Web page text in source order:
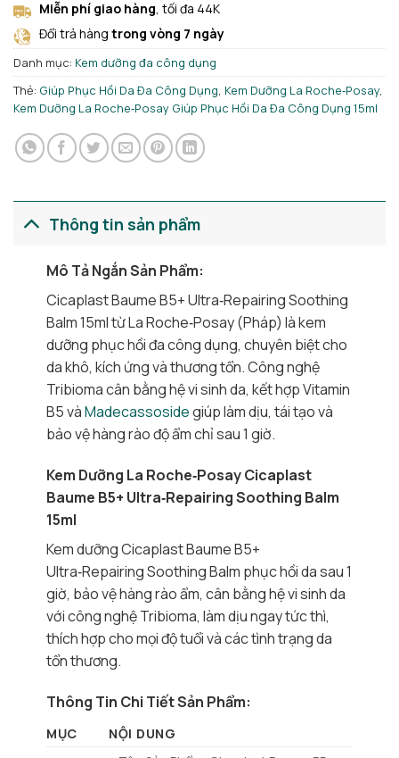
Miễn phí giao hàng, tối đa 44K
Đổi trả hàng trong vòng 7 ngày
Danh mục: Kem dưỡng đa công dụng
Thẻ: Giúp Phục Hồi Da Đa Công Dụng, Kem Dưỡng La Roche‑Posay,
Kem Dưỡng La Roche‑Posay Giúp Phục Hồi Da Đa Công Dụng 15ml
Thông tin sản phẩm
Mô Tả Ngắn Sản Phẩm:
Cicaplast Baume B5+ Ultra‑Repairing Soothing
Balm 15ml từ La Roche‑Posay (Pháp) là kem
dưỡng phục hồi đa công dụng, chuyên biệt cho
da khô, kích ứng và thương tổn. Công nghệ
Tribioma cân bằng hệ vi sinh da, kết hợp Vitamin
B5 vàMadecassosidegiúp làm dịu, tái tạo và
bảo vệ hàng rào độ ẩm chỉ sau 1 giờ.
Kem Dưỡng La Roche‑Posay Cicaplast
Baume B5+ Ultra‑Repairing Soothing Balm
15ml
Kem dưỡng Cicaplast Baume B5+
Ultra‑Repairing Soothing Balm phục hồi da sau 1
giờ, bảo vệ hàng rào ẩm, cân bằng hệ vi sinh da
với công nghệ Tribioma, làm dịu ngay tức thì,
thích hợp cho mọi độ tuổi và các tình trạng da
tổn thương.
Thông Tin Chi Tiết Sản Phẩm:
MỤC NỘI DUNG